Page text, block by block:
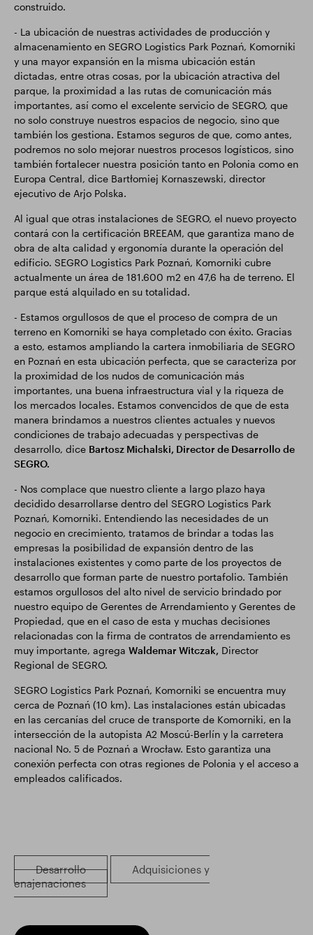
construido.
- La ubicación de nuestras actividades de producción y
almacenamiento en SEGRO Logistics Park Poznań, Komorniki
y una mayor expansión en la misma ubicación están
dictadas, entre otras cosas, por la ubicación atractiva del
parque, la proximidad a las rutas de comunicación más
importantes, así como el excelente servicio de SEGRO, que
no solo construye nuestros espacios de negocio, sino que
también los gestiona. Estamos seguros de que, como antes,
podremos no solo mejorar nuestros procesos logísticos, sino
también fortalecer nuestra posición tanto en Polonia como en
Europa Central, dice Bartłomiej Kornaszewski, director
ejecutivo de Arjo Polska.
Al igual que otras instalaciones de SEGRO, el nuevo proyecto
contará con la certificación BREEAM, que garantiza mano de
obra de alta calidad y ergonomía durante la operación del
edificio. SEGRO Logistics Park Poznań, Komorniki cubre
actualmente un área de 181.600 m2 en 47,6 ha de terreno. El
parque está alquilado en su totalidad.
- Estamos orgullosos de que el proceso de compra de un
terreno en Komorniki se haya completado con éxito. Gracias
a esto, estamos ampliando la cartera inmobiliaria de SEGRO
en Poznań en esta ubicación perfecta, que se caracteriza por
la proximidad de los nudos de comunicación más
importantes, una buena infraestructura vial y la riqueza de
los mercados locales. Estamos convencidos de que de esta
manera brindamos a nuestros clientes actuales y nuevos
condiciones de trabajo adecuadas y perspectivas de
desarrollo, dice Bartosz Michalski, Director de Desarrollo de
SEGRO.
- Nos complace que nuestro cliente a largo plazo haya
decidido desarrollarse dentro del SEGRO Logistics Park
Poznań, Komorniki. Entendiendo las necesidades de un
negocio en crecimiento, tratamos de brindar a todas las
empresas la posibilidad de expansión dentro de las
instalaciones existentes y como parte de los proyectos de
desarrollo que forman parte de nuestro portafolio. También
estamos orgullosos del alto nivel de servicio brindado por
nuestro equipo de Gerentes de Arrendamiento y Gerentes de
Propiedad, que en el caso de esta y muchas decisiones
relacionadas con la firma de contratos de arrendamiento es
muy importante, agrega Waldemar Witczak, Director
Regional de SEGRO.
SEGRO Logistics Park Poznań, Komorniki se encuentra muy
cerca de Poznań (10 km). Las instalaciones están ubicadas
en las cercanías del cruce de transporte de Komorniki, en la
intersección de la autopista A2 Moscú-Berlín y la carretera
nacional No. 5 de Poznań a Wrocław. Esto garantiza una
conexión perfecta con otras regiones de Polonia y el acceso a
empleados calificados.
Desarrollo
Adquisiciones y
enajenaciones